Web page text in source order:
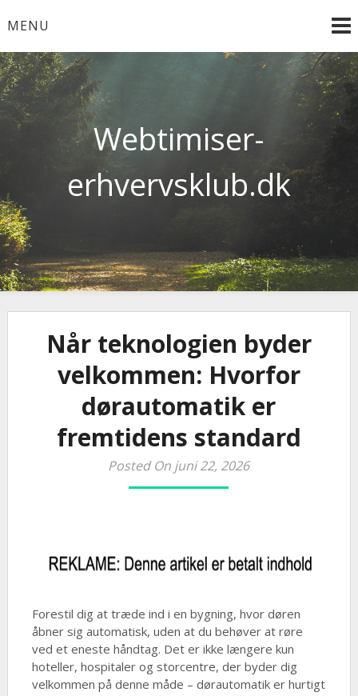
toMENU
Webtimiser-
erhvervsklub.dk
Når teknologien byder
velkommen: Hvorfor
dørautomatik er
fremtidens standard
Posted On juni 22, 2026
Forestil dig at træde ind i en bygning, hvor døren
åbner sig automatisk, uden at du behøver at røre
ved et eneste håndtag. Det er ikke længere kun
hoteller, hospitaler og storcentre, der byder dig
velkommen på denne måde – dørautomatik er hurtigt